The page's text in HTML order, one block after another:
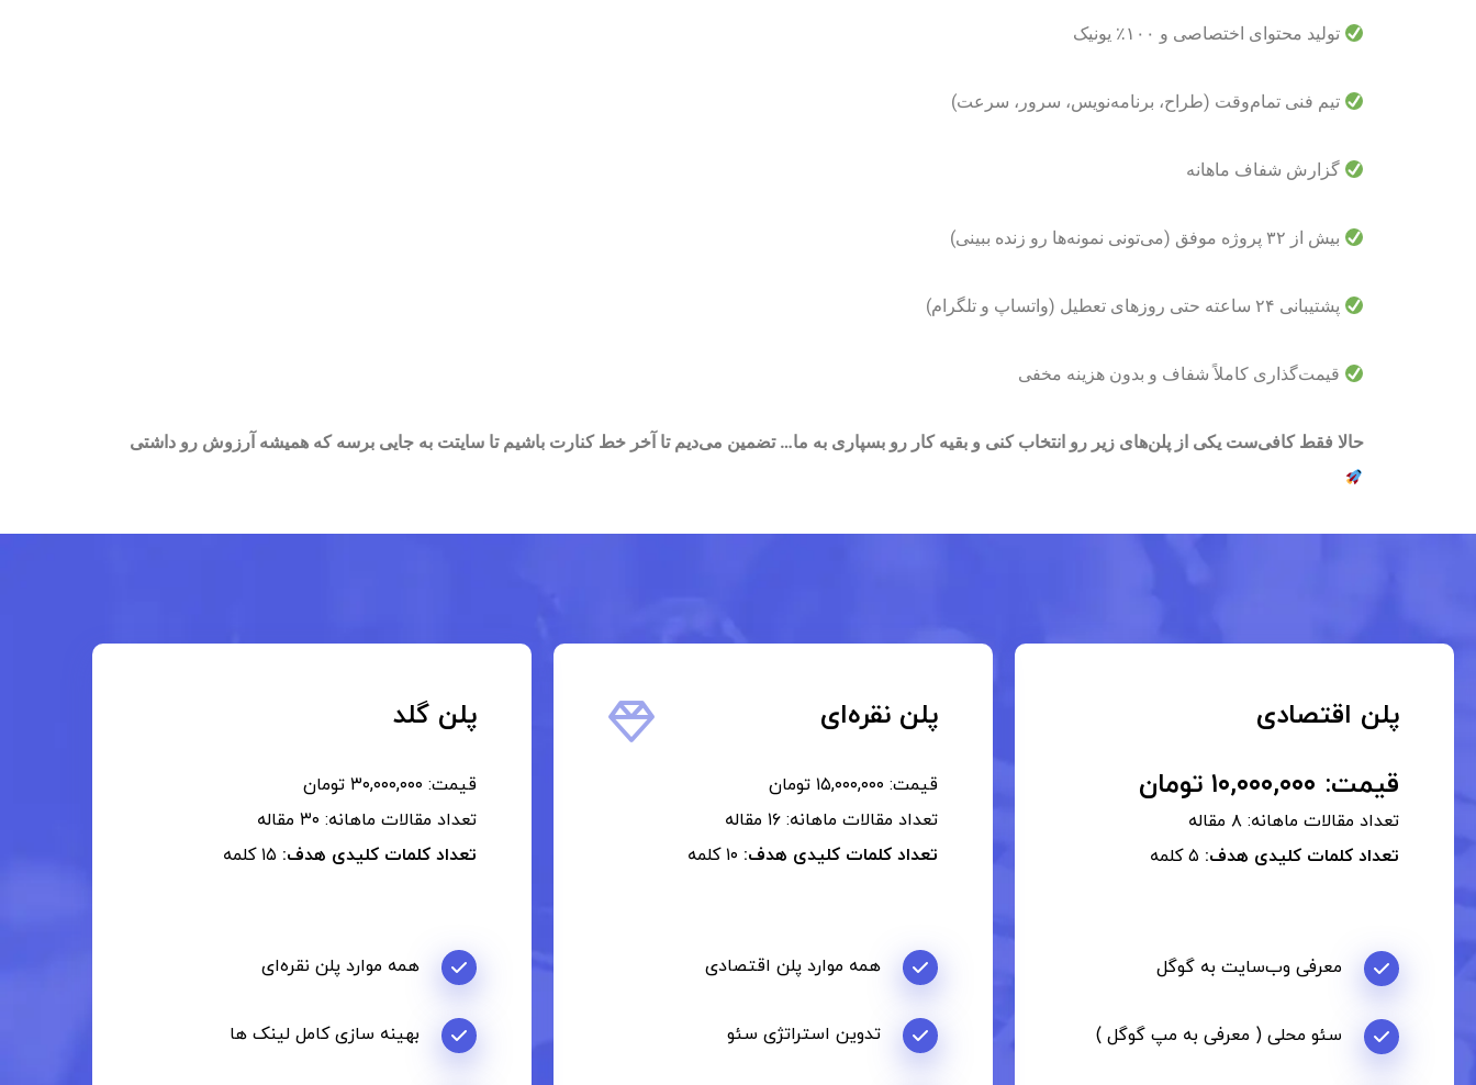
تولید محتوای اختصاصی و ۱۰۰٪ یونیک
تیم فنی تمام‌وقت (طراح، برنامه‌نویس، سرور، سرعت)
گزارش شفاف ماهانه
بیش از ۳۲ پروژه موفق (می‌تونی نمونه‌ها رو زنده ببینی)
پشتیبانی ۲۴ ساعته حتی روزهای تعطیل (واتساپ و تلگرام)
قیمت‌گذاری کاملاً شفاف و بدون هزینه مخفی
حالا فقط کافی‌ست یکی از پلن‌های زیر رو انتخاب کنی و بقیه کار رو بسپاری به ما… تضمین می‌دیم تا آخر خط کنارت باشیم تا سایتت به جایی برسه که همیشه آرزوش رو داشتی
پلن اقتصادی
قیمت: ۱۰,۰۰۰,۰۰۰ تومان
تعداد مقالات ماهانه: ۸ مقاله
تعداد کلمات کلیدی هدف:
معرفی وب‌سایت به گوگل
سئو محلی ( معرفی به مپ گوگل )
پلن نقره‌ای
قیمت: ۱۵,۰۰۰,۰۰۰ تومان
تعداد مقالات ماهانه: ۱۶ مقاله
تعداد کلمات کلیدی هدف:
همه موارد پلن اقتصادی
تدوین استراتژی سئو
پلن گلد
قیمت: ۳۰,۰۰۰,۰۰۰ تومان
تعداد مقالات ماهانه: ۳۰ مقاله
تعداد کلمات کلیدی هدف:
همه موارد پلن نقره‌ای
بهینه سازی کامل لینک ها